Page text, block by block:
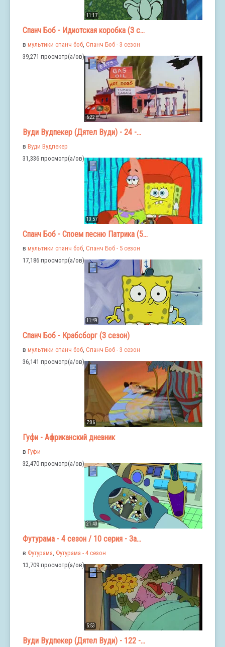
11:17
Спанч Боб - Идиотская коробка (3 с...
в мультики спанч боб, Спанч Боб - 3 сезон
39,271 просмотр(а/ов)
6:22
Вуди Вудпекер (Дятел Вуди) - 24 -...
в Вуди Вудпекер
31,336 просмотр(а/ов)
10:57
Спанч Боб - Споем песню Патрика (5...
в мультики спанч боб Спанч Боб - 5 сезон
17,186 просмотр(а/ов)
11:49
Спанч Боб - Крабсборг (3 сезон)
в мультики спанч боб, Спанч Боб - 3 сезон
36,141 просмотр(а/ов)
7:06
Гуфи - Африканский дневник
в Гуфи
32,470 просмотр(а/ов)
21:40
Футурама - 4 сезон / 10 серия - За...
в Футурама, Футурама - 4 сезон
13,709 просмотр(а/ов)
5:53
Вуди Вудпекер (Дятел Вуди) - 122 -...